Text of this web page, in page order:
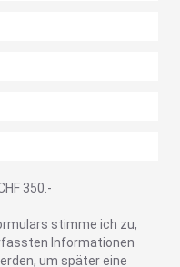
350.-
stimme ich zu,
Informationen
um später eine